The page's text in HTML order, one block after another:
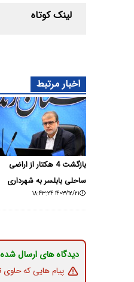
لینک کوتاه
اخبار مرتبط
بازگشت 4 هکتار از اراضی
ساحلی بابلسر به شهرداری
۱۴۰۳/۱۲/۲۱ ۱۸:۴۳:۲۴
دیدگاه های ارسال
پیام هایی که